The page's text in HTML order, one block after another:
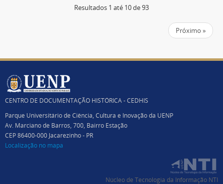
Resultados 1 até 10 de 93
Próximo »
CENTRO DE DOCUMENTAÇÃO HISTÓRICA - CEDHIS
Parque Universitário de Ciência, Cultura e Inovação da UENP
Av. Marciano de Barros, 700, Bairro Estação
CEP 86400-000 Jacarezinho - PR
Localização no mapa
Núcleo de Tecnologia da Informação NTI